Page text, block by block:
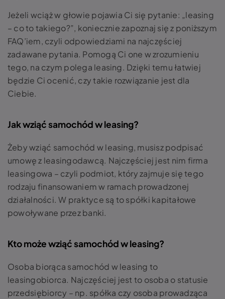
Jeżeli wciąż w głowie pojawia Ci się pytanie: „leasing
– co to takiego?”, koniecznie zapoznaj się z poniższym
FAQ’iem, czyli odpowiedziami na najczęściej
zadawane pytania. Pomogą Ci one w zrozumieniu
tego, na czym polega leasing. Dzięki temu łatwiej
będzie Ci ocenić, czy takie rozwiązanie jest dla
Ciebie.
Jak wziąć samochód w leasing?
Żeby wziąć samochód w leasing, musisz podpisać
umowę z leasingodawcą. Najczęściej jest nim firma
leasingowa – czyli podmiot, który zajmuje się tego
rodzaju finansowaniem w ramach prowadzonej
działalności. W praktyce są to spółki kapitałowe
powoływane przez banki.
Kto może wziąć samochód w leasing?
Osoba biorąca samochód w leasing to
leasingobiorca. Najczęściej jest to osoba o statusie
przedsiębiorcy – np. spółka czy osoba prowadząca